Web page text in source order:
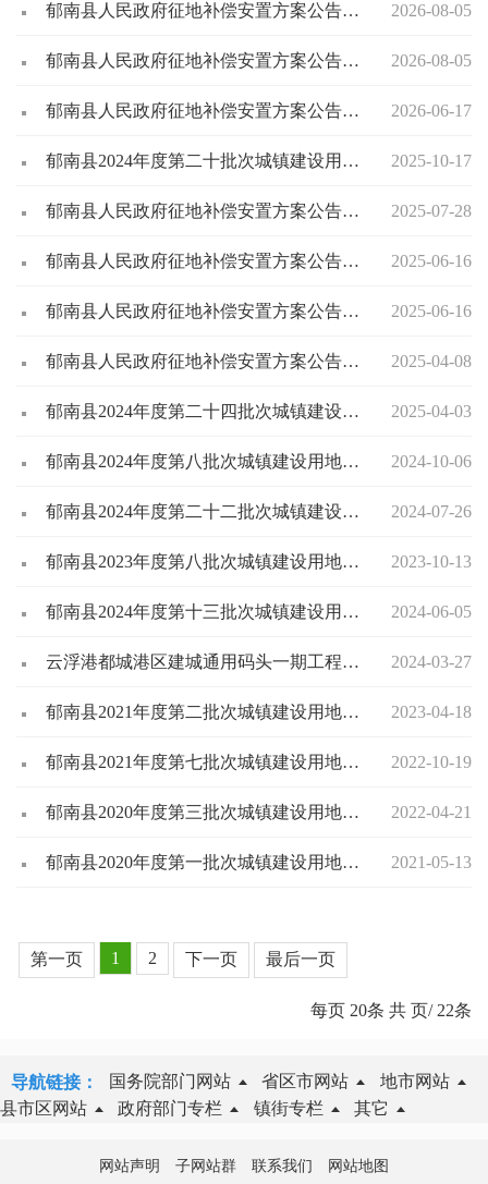
郁南县人民政府征地补偿安置方案公告（郁府征补告〔2025〕5号） 2026-08-05
郁南县人民政府征地补偿安置方案公告（郁府征补告〔2025〕2号） 2026-08-05
郁南县人民政府征地补偿安置方案公告（郁府征补告〔2025〕7号） 2026-06-17
郁南县2024年度第二十批次城镇建设用地征地补偿安置公告 2025-10-17
郁南县人民政府征地补偿安置方案公告（郁府征补告〔2025〕12号） 2025-07-28
郁南县人民政府征地补偿安置方案公告（郁府征补告〔2025〕11号） 2025-06-16
郁南县人民政府征地补偿安置方案公告（郁府征补告〔2025〕3号） 2025-06-16
郁南县人民政府征地补偿安置方案公告（郁府征补告〔2025〕1号） 2025-04-08
郁南县2024年度第二十四批次城镇建设用地征地补偿安置公告 2025-04-03
郁南县2024年度第八批次城镇建设用地征地补偿安置公告 2024-10-06
郁南县2024年度第二十二批次城镇建设用地征地补偿安置公告 2024-07-26
郁南县2023年度第八批次城镇建设用地征地补偿安置公告 2023-10-13
郁南县2024年度第十三批次城镇建设用地征地补偿安置公告 2024-06-05
云浮港都城港区建城通用码头一期工程项目用地征地补偿安置公告 2024-03-27
郁南县2021年度第二批次城镇建设用地项目补偿安置方案公告 2023-04-18
郁南县2021年度第七批次城镇建设用地征地补偿安置方案公告 2022-10-19
郁南县2020年度第三批次城镇建设用地《征地补偿安置方案》公告（郁府告字〔2020〕第4号） 2022-04-21
郁南县2020年度第一批次城镇建设用地《征地补偿安置方案》公告 2021-05-13
第一页 1 2 下一页 最后一页
每页 20条 共 页/22条
导航链接： 国务院部门网站 省区市网站
地市网站
县市区网站
政府部门专栏 镇街专栏 其它
网站声明 子网站群 联系我们 网站地图